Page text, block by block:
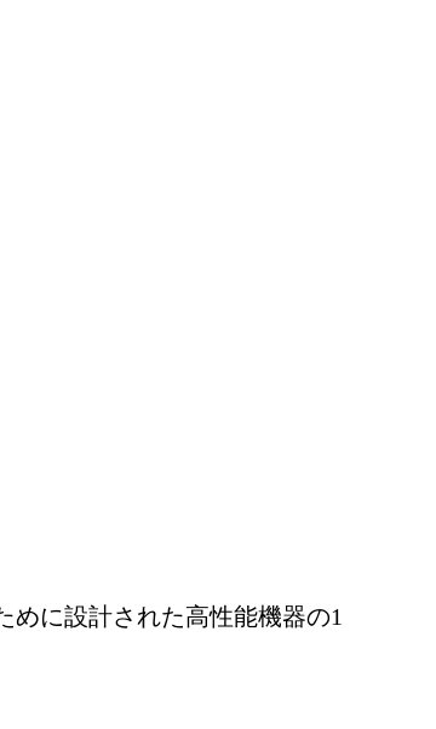
めに設計された高性能機器の1